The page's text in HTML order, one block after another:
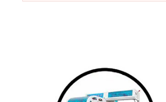
O que sua
A aplicação exata depende
alimentação.
Copos para bebidas frias: